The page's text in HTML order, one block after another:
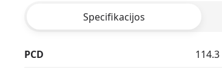
Specifikacijos
PCD
114.3